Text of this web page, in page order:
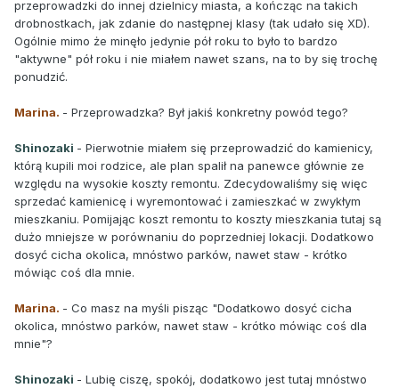
przeprowadzki do innej dzielnicy miasta, a kończąc na takich
drobnostkach, jak zdanie do następnej klasy (tak udało się XD).
Ogólnie mimo że minęło jedynie pół roku to było to bardzo
"aktywne" pół roku i nie miałem nawet szans, na to by się trochę
ponudzić.
Marina. - Przeprowadzka? Był jakiś konkretny powód tego?
Shinozaki - Pierwotnie miałem się przeprowadzić do kamienicy,
którą kupili moi rodzice, ale plan spalił na panewce głównie ze
względu na wysokie koszty remontu. Zdecydowaliśmy się więc
sprzedać kamienicę i wyremontować i zamieszkać w zwykłym
mieszkaniu. Pomijając koszt remontu to koszty mieszkania tutaj są
dużo mniejsze w porównaniu do poprzedniej lokacji. Dodatkowo
dosyć cicha okolica, mnóstwo parków, nawet staw - krótko
mówiąc coś dla mnie.
Marina. - Co masz na myśli pisząc "Dodatkowo dosyć cicha
okolica, mnóstwo parków, nawet staw - krótko mówiąc coś dla
mnie"?
Shinozaki - Lubię ciszę, spokój, dodatkowo jest tutaj mnóstwo